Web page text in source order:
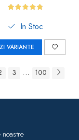
In Stoc
VARIANTE
3 ... 100